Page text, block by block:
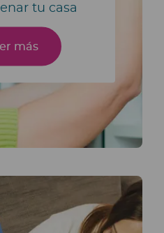
tu casa
más